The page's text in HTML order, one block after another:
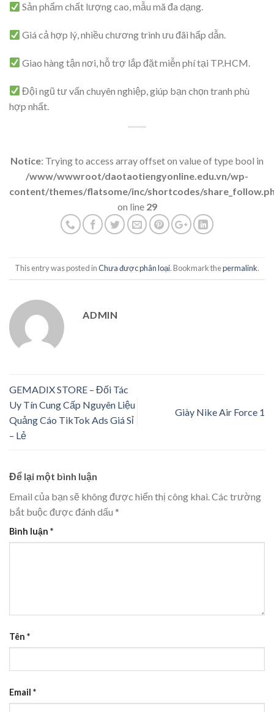
Sản phẩm chất lượng cao, mẫu mã đa dạng.
Giá cả hợp lý, nhiều chương trình ưu đãi hấp dẫn.
Giao hàng tận nơi, hỗ trợ lắp đặt miễn phí tại TP.HCM.
Đội ngũ tư vấn chuyên nghiệp, giúp bạn chọn tranh phù
hợp nhất.
Notice: Trying to access array offset on value of type bool in
/www/wwwroot/daotaotiengyonline.edu.vn/wp-
content/themes/flatsome/inc/shortcodes/
on line 29
This entry was posted inChưa được phân loại. Bookmark thepermalink.
ADMIN
GEMADIX STORE – Đối Tác
Uy Tín Cung Cấp Nguyên Liệu
Quảng Cáo TikTok Ads Giá Sỉ
– Lẻ
Giày Nike Air Force 1
Để lại một bình luận
Email của bạn sẽ không được hiển thị công khai.Các trường
bắt buộc được đánh dấu *
Bình luận *
Tên *
Email *